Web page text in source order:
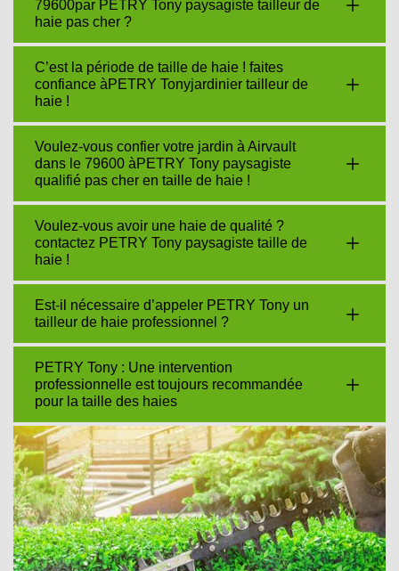
79600par PETRY Tony paysagiste tailleur de
haie pas cher ?
C’est la période de taille de haie ! faites
confiance àPETRY Tonyjardinier tailleur de
haie !
Voulez-vous confier votre jardin à Airvault
dans le 79600 àPETRY Tony paysagiste
qualifié pas cher en taille de haie !
Voulez-vous avoir une haie de qualité ?
contactez PETRY Tony paysagiste taille de
haie !
Est-il nécessaire d’appeler PETRY Tony un
tailleur de haie professionnel ?
PETRY Tony : Une intervention
professionnelle est toujours recommandée
pour la taille des haies